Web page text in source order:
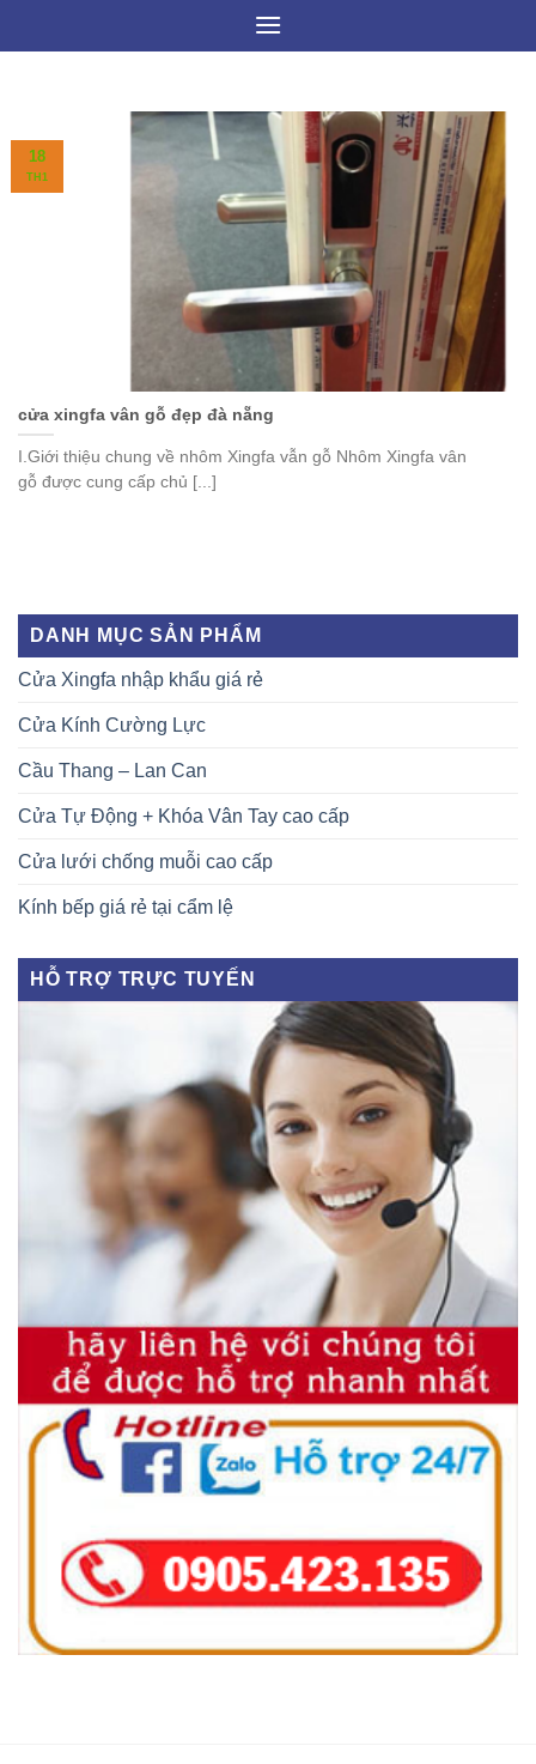
cửa xingfa vân gỗ đẹp đà nẵng
I.Giới thiệu chung về nhôm Xingfa vẫn gỗ Nhôm Xingfa vân
gỗ được cung cấp chủ [...]
18
TH1
DANH MỤC SẢN PHẨM
Cửa Xingfa nhập khẩu giá rẻ
Cửa Kính Cường Lực
Cầu Thang – Lan Can
Cửa Tự Động + Khóa Vân Tay cao cấp
Cửa lưới chống muỗi cao cấp
Kính bếp giá rẻ tại cẩm lệ
HỖ TRỢ TRỰC TUYẾN